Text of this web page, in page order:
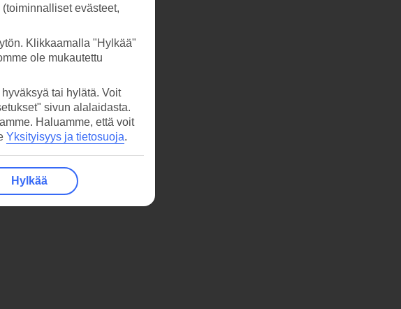
evästeet,
Klikkaamalla "Hylkää"
ole mukautettu
tai hylätä. Voit
sivun alalaidasta.
Haluamme, että voit
Yksityisyys ja tietosuoja.
Hylkää